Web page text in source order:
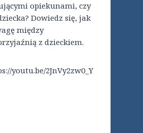
opiekunami, czy
Dowiedz się, jak
między
z dzieckiem.
youtu.be/2JnVy2zw0_Y